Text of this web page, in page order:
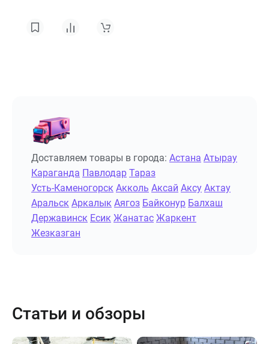
Доставляем товары в города: Астана Атырау
Караганда Павлодар Тараз
Усть-Каменогорск Акколь Аксай Аксу Актау
Аральск Аркалык Аягоз Байконур Балхаш
Державинск Есик Жанатас Жаркент
Жезказган
Статьи и обзоры